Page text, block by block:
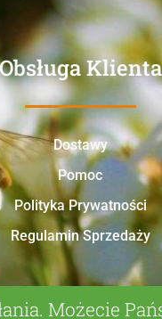
Klienta
Dostawy
Pomoc
Polityka Prywatności
Regulamin Sprzedaży
Możecie